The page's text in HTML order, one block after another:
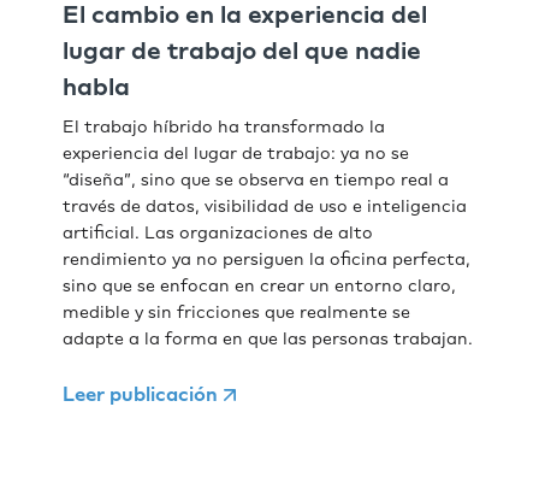
El cambio en la experiencia del
lugar de trabajo del que nadie
habla
El trabajo híbrido ha transformado la
experiencia del lugar de trabajo: ya no se
“diseña”, sino que se observa en tiempo real a
través de datos, visibilidad de uso e inteligencia
artificial. Las organizaciones de alto
rendimiento ya no persiguen la oficina perfecta,
sino que se enfocan en crear un entorno claro,
medible y sin fricciones que realmente se
adapte a la forma en que las personas trabajan.
Leer publicación